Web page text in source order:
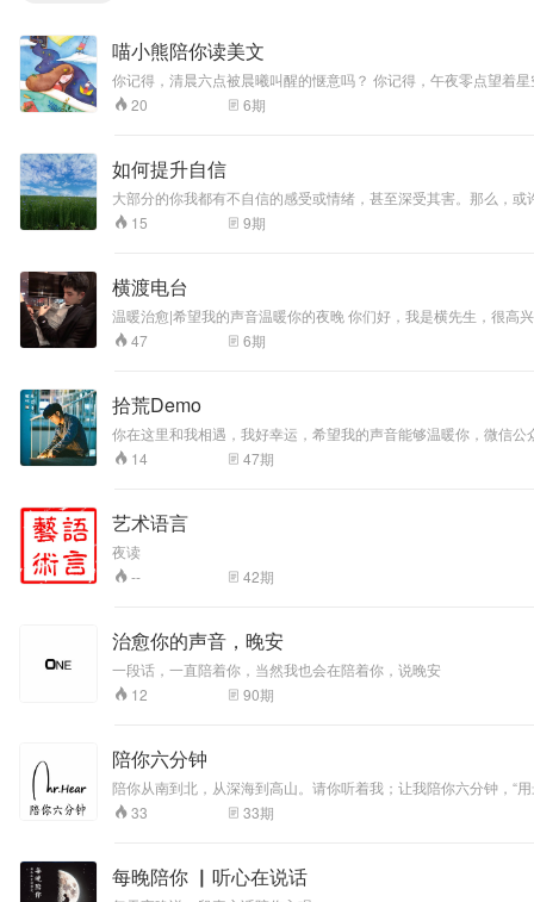
喵小熊陪你读美文
你记得，清晨六点被晨曦叫醒的惬意吗？ 你记得，午夜零点望着
分钟留给我们，跟我们一起畅游。 你说，路漫漫。 我说，随着声
20 6期
如何提升自信
大部分的你我都有不自信的感受或情绪，甚至深受其害。那么，或
15
9期
横渡电台
温暖治愈|希望我的声音温暖你的夜晚 你们好，我是横先生，很高
因为生活的压力在夜晚里焦虑不安的时候，一段声音可以让我迅
加油。
47 6期
拾荒Demo
你在这里和我相遇，我好幸运，希望我的声音能够温暖你，微信公
14
47期
艺术语言
夜读
--
42期
治愈你的声音，晚安
一段话，一直陪着你，当然我也会在陪着你，说晚安
12
90期
陪你六分钟
陪你从南到北，从深海到高山。请你听着我；让我陪你六分钟，“
33
33期
每晚陪你 ▏听心在说话